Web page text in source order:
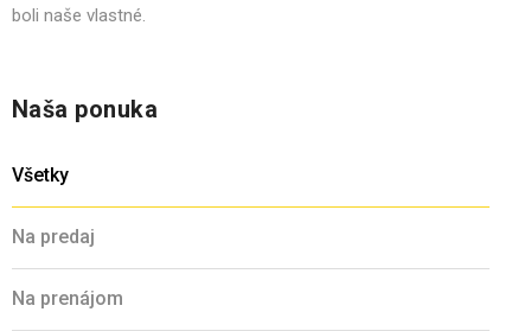
boli naše vlastné.
Naša ponuka
Všetky
Na predaj
Na prenájom